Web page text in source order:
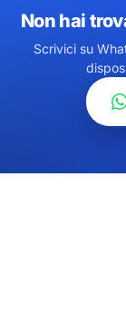
Non hai
Scrivici su